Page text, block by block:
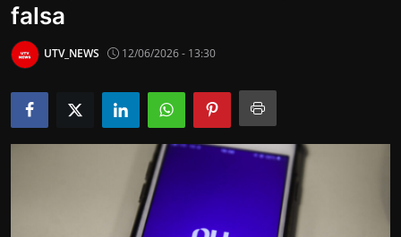
CAMPINAS
LIMEIRA
ESPIRITO SANTO
falsa
UTV_NEWS 12/06/2026 - 13:30